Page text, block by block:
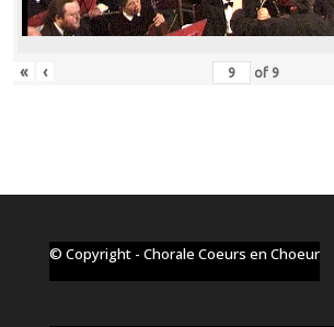
« ‹ of 9
© Copyright - Chorale Coeurs en Choeur